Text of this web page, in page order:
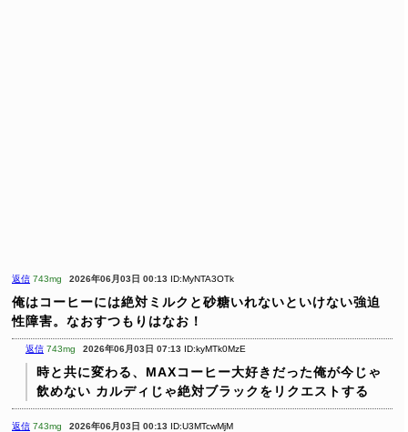
返信 743mg 2026年06月03日 00:13 ID:MyNTA3OTk
俺はコーヒーには絶対ミルクと砂糖いれないといけない強迫
性障害。なおすつもりはなお！
返信 743mg 2026年06月03日 07:13 ID:kyMTk0MzE
時と共に変わる、MAXコーヒー大好きだった俺が今じゃ
飲めない カルディじゃ絶対ブラックをリクエストする
返信 743mg 2026年06月03日 00:13 ID:U3MTcwMjM